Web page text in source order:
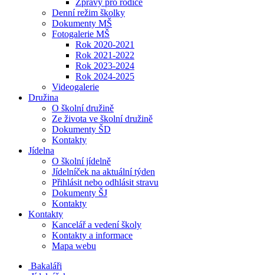
Zprávy pro rodiče
Denní režim školky
Dokumenty MŠ
Fotogalerie MŠ
Rok 2020-2021
Rok 2021-2022
Rok 2023-2024
Rok 2024-2025
Videogalerie
Družina
O školní družině
Ze života ve školní družině
Dokumenty ŠD
Kontakty
Jídelna
O školní jídelně
Jídelníček na aktuální týden
Přihlásit nebo odhlásit stravu
Dokumenty ŠJ
Kontakty
Kontakty
Kancelář a vedení školy
Kontakty a informace
Mapa webu
Bakaláři